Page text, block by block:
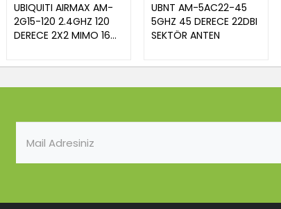
UBIQUITI AIRMAX AM-
2G15-120 2.4GHZ 120
DERECE 2X2 MIMO 16
UBNT AM-5AC22-45
5GHZ 45 DERECE 22DBI
SEKTÖR ANTEN